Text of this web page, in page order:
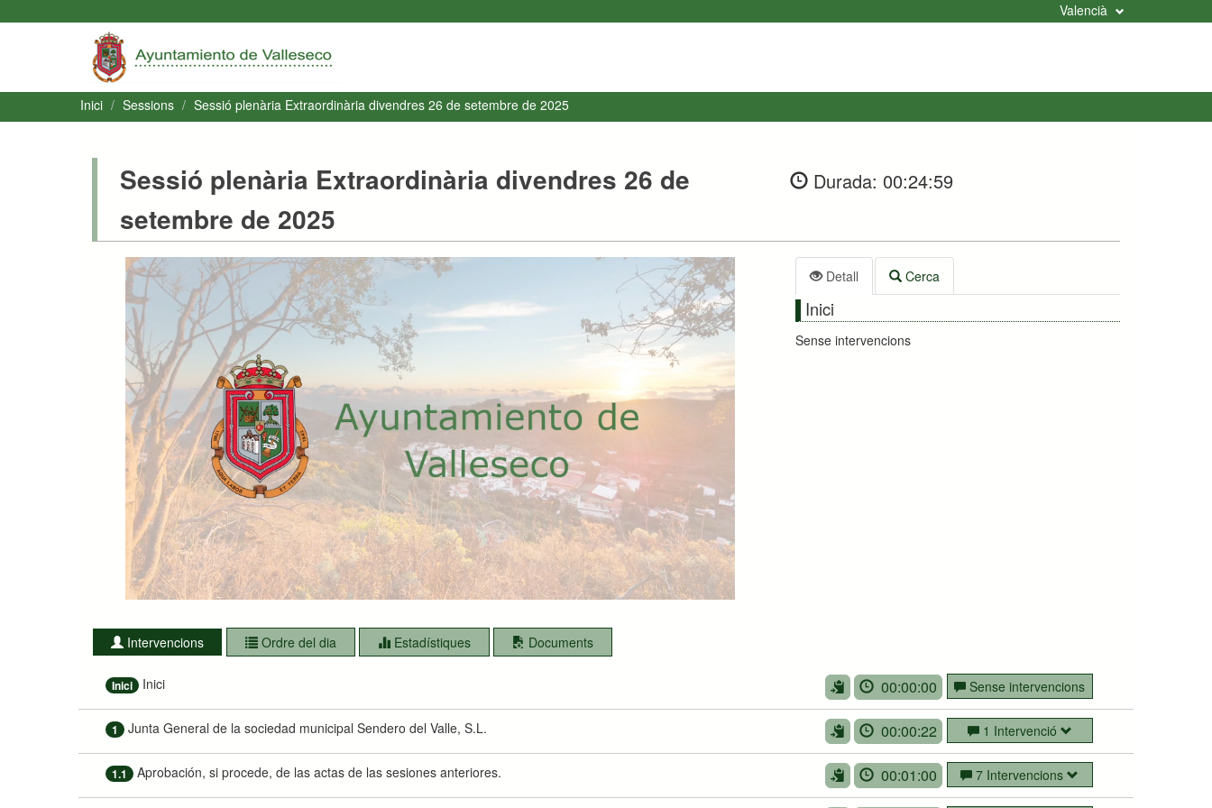
Valencià
Inici Sessions Sessió plenària Extraordinària divendres 26 de setembre de 2025
Sessió plenària Extraordinària divendres 26 de
setembre de 2025
Durada: 00:24:59
Detall Cerca
Inici
Sense intervencions
Intervencions Ordre del dia Estadístiques Documents
Inici Inici 00:00:00 Sense intervencions
1 Junta General de la sociedad municipal Sendero del Valle, S.L. 00:00:22 1 Intervenció
1.1 Aprobación, si procede, de las actas de las sesiones anteriores. 00:01:00 7 Intervencions